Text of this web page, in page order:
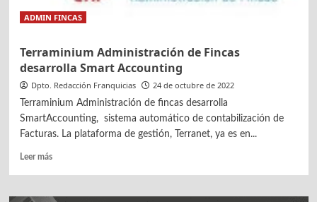
ADMIN FINCAS
Terraminium Administración de Fincas
desarrolla Smart Accounting
Dpto. Redacción Franquicias 24 de octubre de 2022
Terraminium Administración de fincas desarrolla
SmartAccounting, sistema automático de contabilización de
Facturas. La plataforma de gestión, Terranet, ya es en...
Leer másLeer
Terraminium